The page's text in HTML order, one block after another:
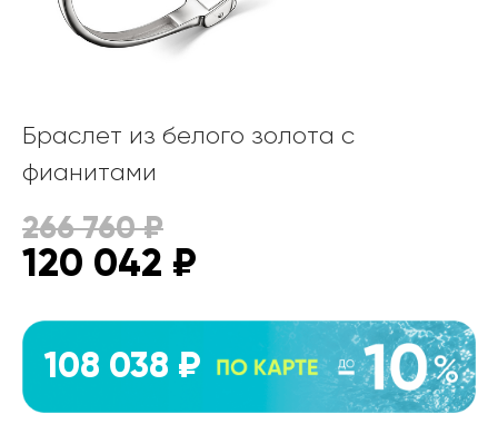
Браслет из белого золота с
фианитами
266 760₽
120 042 ₽
108 038 ₽